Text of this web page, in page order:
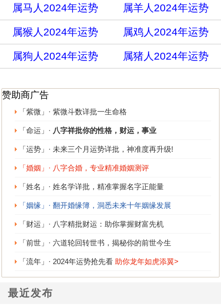
属马人2024年运势 属羊人2024年运势
属猴人2024年运势 属鸡人2024年运势
属狗人2024年运势 属猪人2024年运势
赞助商广告
「紫微」· 紫微斗数详批一生命格
「命运」· 八字祥批你的性格，财运，事业
「运势」· 未来三个月运势详批，神准度再升级!
「婚姻」· 八字合婚，专业精准婚姻测评
「姓名」· 姓名学详批，精准掌握名字正能量
「姻缘」· 翻开婚缘簿，洞悉未来十年姻缘发展
「财运」· 八字精批财运：助你掌握财富先机
「前世」· 六道轮回转世书，揭秘你的前世今生
「流年」· 2024年运势抢先看 助你龙年如虎添翼>
最近发布